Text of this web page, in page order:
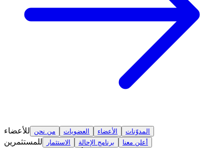
للأعضاء من نحن العضويات الأعضاء المدوّنات
للمستثمرين الاستثمار برنامج الإحالة أعلن معنا